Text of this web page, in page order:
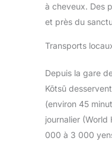
à cheveux. Des
et près du
Transports
Depuis la gare
Kōtsū
(environ 45
journalier
000 à 3 000